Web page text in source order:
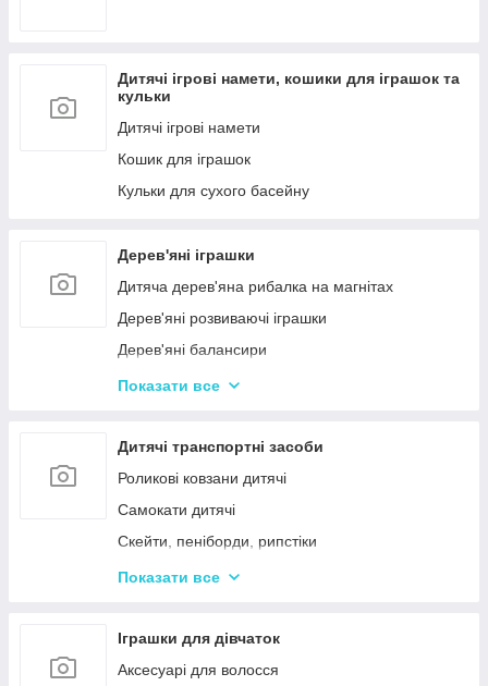
Дитячі ігрові намети, кошики для іграшок та
кульки
Дитячі ігрові намети
Кошик для іграшок
Кульки для сухого басейну
Дерев'яні іграшки
Дитяча дерев'яна рибалка на магнітах
Дерев'яні розвиваючі іграшки
Дерев'яні балансири
Дерев'яні пазли для дорослих
Дерев'яні іграшки-лабіринти
Дерев'яні іграшкові кубики, пірамідки
Дерев'яні іграшки-шнурівки
Дерев'яні дитячі конструктори
Різні дерев'яні іграшки
Показати все
Дитячі транспортні засоби
Роликові ковзани дитячі
Самокати дитячі
Скейти, пеніборди, рипстіки
Каталки та толокари
Показати все
Іграшки для дівчаток
Аксесуарі для волосся